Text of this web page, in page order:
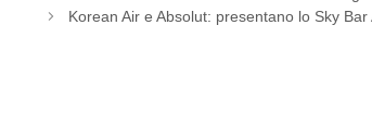
Korean Air e Absolut: presentano lo Sky Bar